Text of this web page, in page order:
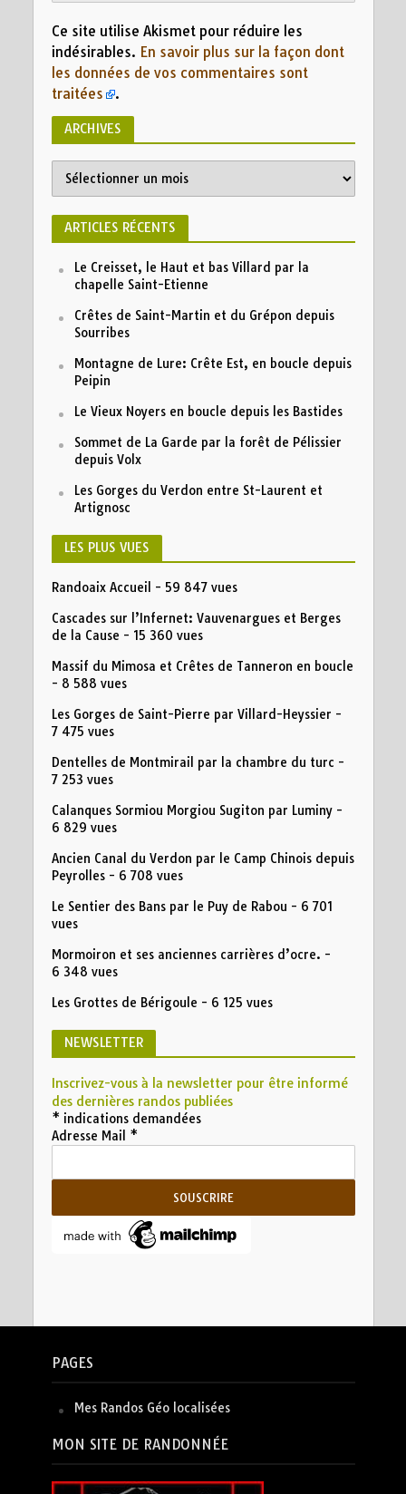
Ce site utilise Akismet pour réduire les
indésirables. En savoir plus sur la façon dont
les données de vos commentaires sont
traitées
.
ARCHIVES
ARTICLES RÉCENTS
Le Creisset, le Haut et bas Villard par la
chapelle Saint-Etienne
Crêtes de Saint-Martin et du Grépon depuis
Sourribes
Montagne de Lure: Crête Est, en boucle depuis
Peipin
Le Vieux Noyers en boucle depuis les Bastides
Sommet de La Garde par la forêt de Pélissier
depuis Volx
Les Gorges du Verdon entre St-Laurent et
Artignosc
LES PLUS VUES
Randoaix Accueil - 59 847 vues
Cascades sur l’Infernet: Vauvenargues et Berges
de la Cause - 15 360 vues
Massif du Mimosa et Crêtes de Tanneron en boucle
- 8 588 vues
Les Gorges de Saint-Pierre par Villard-Heyssier -
7 475 vues
Dentelles de Montmirail par la chambre du turc -
7 253 vues
Calanques Sormiou Morgiou Sugiton par Luminy-
6 829 vues
Ancien Canal du Verdon par le Camp Chinois depuis
Peyrolles- 6 708 vues
Le Sentier des Bans par le Puy de Rabou - 6 701
vues
Mormoiron et ses anciennes carrières d’ocre. -
6 348 vues
Les Grottes de Bérigoule - 6 125 vues
NEWSLETTER
Inscrivez-vous à la newsletter pour être informé
des dernières randos publiées
* indications demandées
Adresse Mail *
PAGES
Mes Randos Géo localisées
MON SITE DE RANDONNÉE